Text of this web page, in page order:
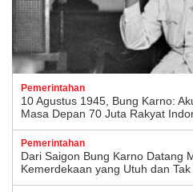
Pemerintahan
10 Agustus 1945, Bung Karno:
Masa Depan 70 Juta Rakyat
Pemerintahan
Dari Saigon Bung Karno Datang
Kemerdekaan yang Utuh dan Tak